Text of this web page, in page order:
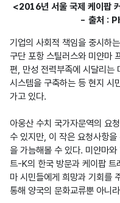
<2016년 서울 국제 케이팝
- 출처 :
기업의 사회적 책임을 중시하
구단 포항 스틸러스와 미얀마
편, 만성 전력부족에 시달리는
시스템을 구축하는 등 현지 시
가고 있다.
아웅산 수치 국가자문역의 요
수 있지만, 이 작은 요청사항
을 가늠해볼 수 있다. 미얀마
트-K의 한국 방문과 케이팝 트
마 시민들에게 희망과 기회를
통해 양국의 문화교류뿐 아니